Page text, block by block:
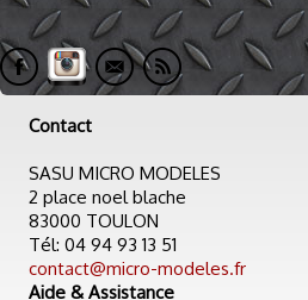
Contact
SASU MICRO MODELES
2 place noel blache
83000 TOULON
Tél: 04 94 93 13 51
contact@micro-modeles.fr
Aide & Assistance